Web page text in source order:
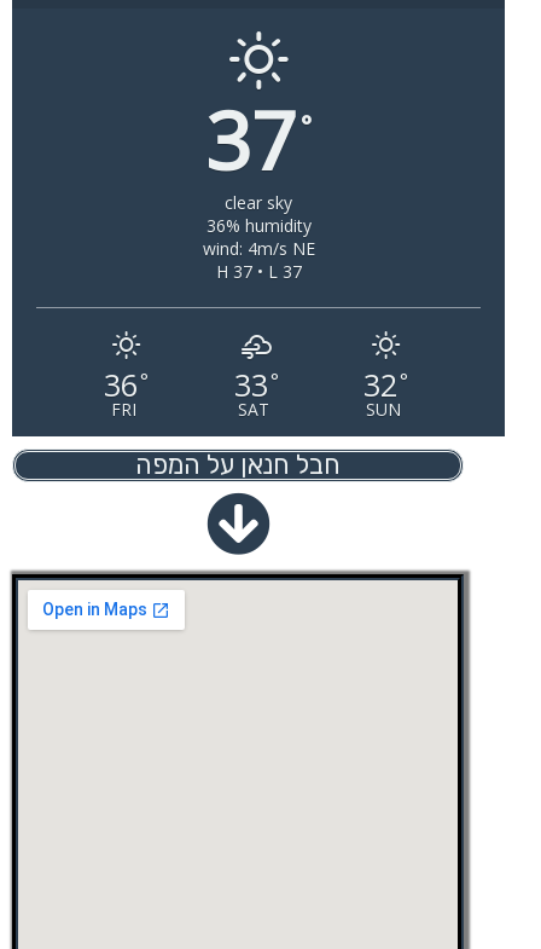
37°
clear sky
36% humidity
wind: 4m/s NE
H 37 • L 37
36°
FRI
33°
SAT
32°
SUN
חבל חנאן על המפה